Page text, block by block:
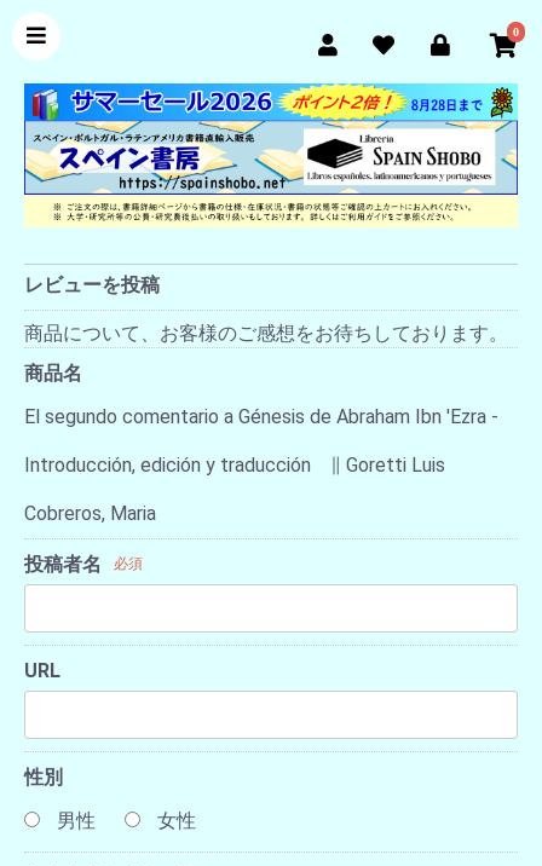
0
レビューを投稿
商品について、お客様のご感想をお待ちしております。
商品名
El segundo comentario a Génesis de Abraham Ibn 'Ezra -
Introducción, edición y traducción ∥ Goretti Luis
Cobreros, Maria
投稿者名 必須
URL
性別
男性
女性